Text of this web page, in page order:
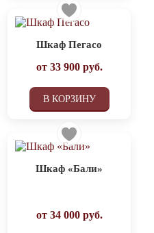
Шкаф Пегасо
от 33 900руб.
В КОРЗИНУ
Шкаф «Бали»
от 34 000руб.